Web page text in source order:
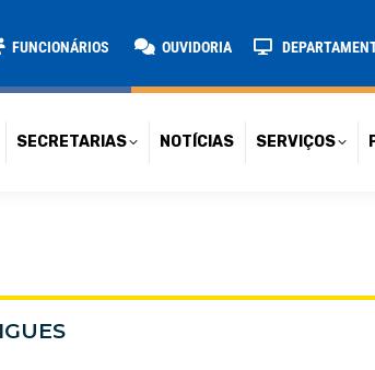
FUNCIONÁRIOS OUVIDORIA
SECRETARIAS NOTÍCIAS SERVIÇOS